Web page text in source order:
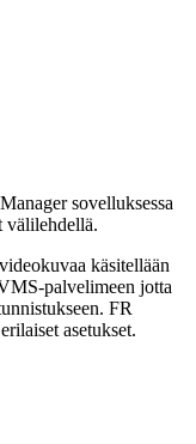
sovelluksessa
välilehdellä.
käsitellään
palvelimeen jotta
FR
asetukset.